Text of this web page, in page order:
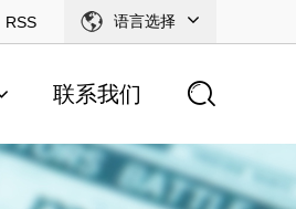
RSS 语言选择
联系我们